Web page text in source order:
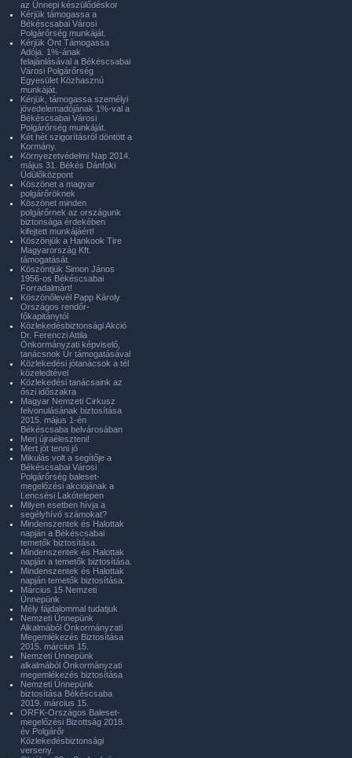
az Ünnepi készülődéskor
Kérjük támogassa a
Békéscsabai Városi
Polgárőrség munkáját.
Kérjük Önt Támogassa
Adója. 1%-ának
felajánlásával a Békéscsabai
Városi Polgárőrség
Egyesület Közhasznú
munkáját.
Kérjük, támogassa személyi
jövedelemadójának 1%-val a
Békéscsabai Városi
Polgárőrség munkáját.
Két hét szigorításról döntött a
Kormány.
Környezetvédelmi Nap 2014.
május 31. Békés Dánfoki
Üdülőközpont
Köszönet a magyar
polgárőröknek
Köszönet minden
polgárőrnek az országunk
biztonsága érdekében
kifejtett munkájáért!
Köszönjük a Hankook Tire
Magyarország Kft.
támogatását.
Köszöntjük Simon János
1956-os Békéscsabai
Forradalmárt!
Köszönőlevél Papp Károly
Országos rendőr-
főkapitánytól
Közlekedésbiztonsági Akció
Dr. Ferenczi Attila
Önkormányzati képviselő,
tanácsnok Úr támogatásával
Közlekedési jótanácsok a tél
közeledtével
Közlekedési tanácsaink az
őszi időszakra
Magyar Nemzeti Cirkusz
felvonulásának biztosítása
2015. május 1-én
Békéscsaba belvárosában
Merj újraéleszteni!
Mert jót tenni jó
Mikulás volt a segítője a
Békéscsabai Városi
Polgárőrség baleset-
megelőzési akciójának a
Lencsési Lakótelepen
Milyen esetben hívja a
segélyhívó számokat?
Mindenszentek és Halottak
napján a Békéscsabai
temetők biztosítása.
Mindenszentek és Halottak
napján a temetők biztosítása.
Mindenszentek és Halottak
napján temetők biztosítása.
Március 15 Nemzeti
Ünnepünk
Mély fájdalommal tudatjuk
Nemzeti Ünnepünk
Alkalmából Önkormányzati
Megemlékezés Biztosítása
2015. március 15.
Nemzeti Ünnepünk
alkalmából Önkormányzati
megemlékezés biztosítása
Nemzeti Ünnepünk
biztosítása Békéscsaba
2019. március 15.
ORFK-Országos Baleset-
megelőzési Bizottság 2018.
év Polgárőr
Közlekedésbiztonsági
verseny.